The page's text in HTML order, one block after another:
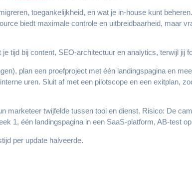
toegankelijkheid, en wat je in-house kunt
biedt maximale controle en uitbreidbaarheid, maar
tijd bij content, SEO-architectuur en analytics, terwijl jij
plan een proefproject met één landingspagina en
uren. Sluit af met een pilotscope en een exitplan,
marketeer twijfelde tussen tool en dienst. Risico: De
1, één landingspagina in een SaaS-platform, AB-test
per update halveerde.